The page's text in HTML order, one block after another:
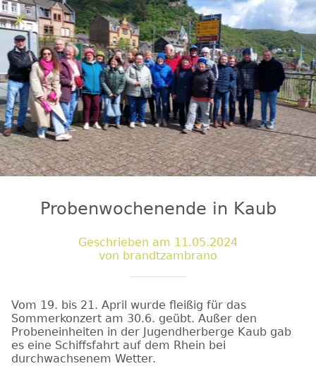
Probenwochenende in Kaub
Geschrieben am 11.05.2024
von brandtzambrano
Vom 19. bis 21. April wurde fleißig für das
Sommerkonzert am 30.6. geübt. Außer den
Probeneinheiten in der Jugendherberge Kaub gab
es eine Schiffsfahrt auf dem Rhein bei
durchwachsenem Wetter.